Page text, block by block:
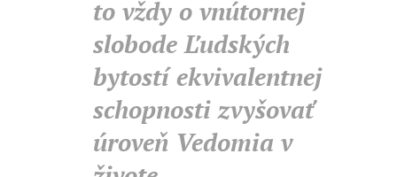
to vždy o vnútornej
slobode Ľudských
bytostí ekvivalentnej
schopnosti zvyšovať
úroveň Vedomia v